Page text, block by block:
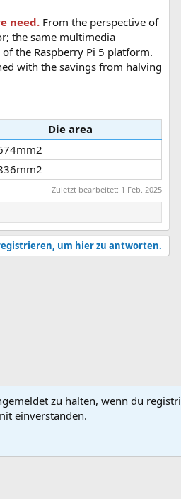
need. From the perspective of
the same multimedia
the Raspberry Pi 5 platform.
with the savings from halving
Die area
Zuletzt bearbeitet: 1 Feb. 2025
um hier zu antworten.
Nutzungsbedingungen
zu halten, wenn du
einverstanden.